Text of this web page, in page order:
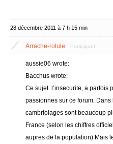
28 décembre 2011 à 7 h 15 min
Arrache-rotule Participant
aussie06 wrote:
Bacchus wrote:
Ce sujet. l’insecurite, a parfois
passionnes sur ce forum.
cambriolages sont beaucoup
France (selon les chiffres
aupres de la population) Mais